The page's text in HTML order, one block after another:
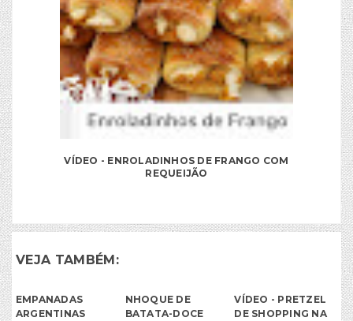
VÍDEO - ENROLADINHOS DE FRANGO COM
REQUEIJÃO
VEJA TAMBÉM:
EMPANADAS
ARGENTINAS
NHOQUE DE
BATATA-DOCE
VÍDEO - PRETZEL
DE SHOPPING NA